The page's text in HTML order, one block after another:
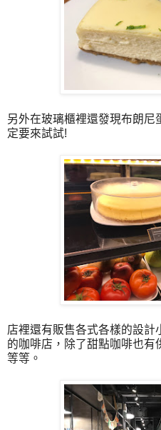
另外在玻璃櫃裡還發現布朗
定要來試試!
店裡還有販售各式各樣的設計
的咖啡店，除了甜點咖啡也
等等。